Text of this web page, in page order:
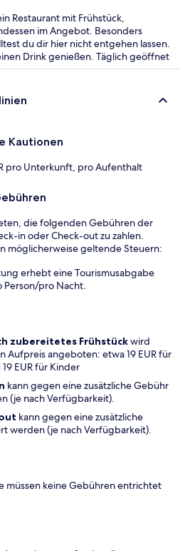
Restaurant mit Frühstück,
im Angebot. Besonders
du dir hier nicht entgehen lassen.
Drink genießen. Täglich geöffnet
Kautionen
pro Unterkunft, pro Aufenthalt
die folgenden Gebühren der
in oder Check-out zu zahlen.
möglicherweise geltende Steuern:
erhebt eine Tourismusabgabe
Person/pro Nacht.
zubereitetes Frühstückwird
Aufpreis angeboten: etwa 19 EUR für
EUR für Kinder
kann gegen eine zusätzliche Gebühr
(je nach Verfügbarkeit).
kann gegen eine zusätzliche
werden (je nach Verfügbarkeit).
müssen keine Gebühren entrichtet